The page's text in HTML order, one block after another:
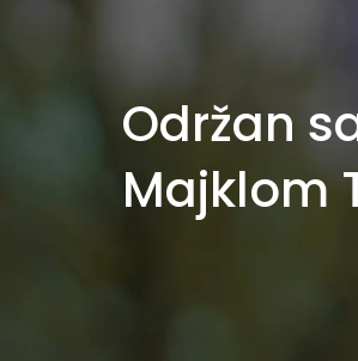
Održan
Majklom